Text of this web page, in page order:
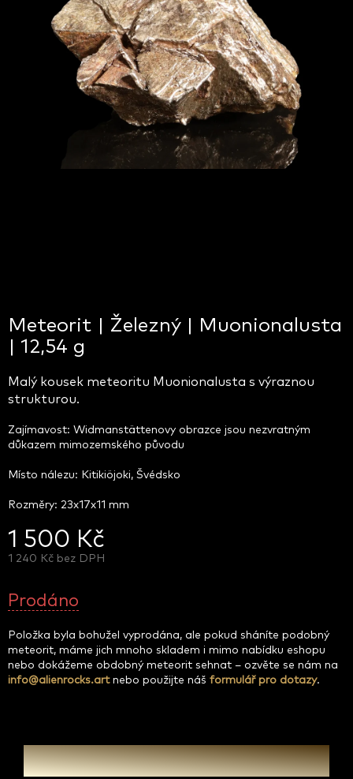
Meteorit | Železný | Muonionalusta
| 12,54 g
1 500 Kč
1 240 Kč bez DPH
cena:
Prodáno
Položka byla bohužel vyprodána, ale pokud sháníte podobný
meteorit, máme jich mnoho skladem i mimo nabídku eshopu
nebo dokážeme obdobný meteorit sehnat – ozvěte se nám na
info@alienrocks.artnebo použijte náš formulář pro dotazy.
Malý kousek meteoritu Muonionalusta s výraznou
strukturou.
Zajímavost: Widmanstättenovy obrazce jsou nezvratným
důkazem mimozemského původu
Místo nálezu: Kitikiöjoki, Švédsko
Rozměry: 23x17x11 mm